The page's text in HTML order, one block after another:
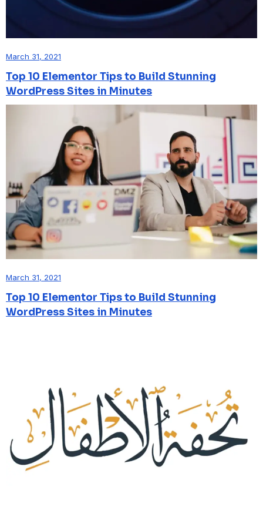
March 31, 2021
Top 10 Elementor Tips to Build Stunning
WordPress Sites in Minutes
March 31, 2021
Top 10 Elementor Tips to Build Stunning
WordPress Sites in Minutes